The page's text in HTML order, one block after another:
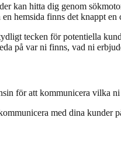
kan hitta dig genom
hemsida finns det knappt
tecken för potentiella
på var ni finns, vad ni
för att kommunicera vilka
med dina kunder